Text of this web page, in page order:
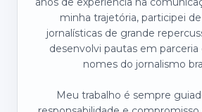
minha trajetória, participei
jornalísticas de grande
desenvolvi pautas em
nomes do jornalismo
Meu trabalho é sempre